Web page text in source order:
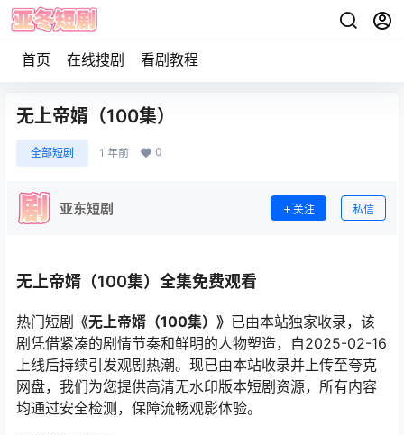
首页 在线搜剧 看剧教程
无上帝婿（100集）
全部短剧 1 年前 0
亚东短剧 关注 私信
无上帝婿（100集）全集免费观看
热门短剧 《无上帝婿（100集）》 已由本站独家收录，该
剧凭借紧凑的剧情节奏和鲜明的人物塑造，自2025-02-16
上线后持续引发观剧热潮。现已由本站收录并上传至夸克
网盘，我们为您提供高清无水印版本短剧资源，所有内容
均通过安全检测，保障流畅观影体验。